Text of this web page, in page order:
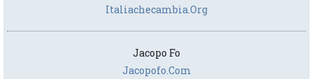
Italiachecambia.org
Jacopo Fo
Jacopofo.com